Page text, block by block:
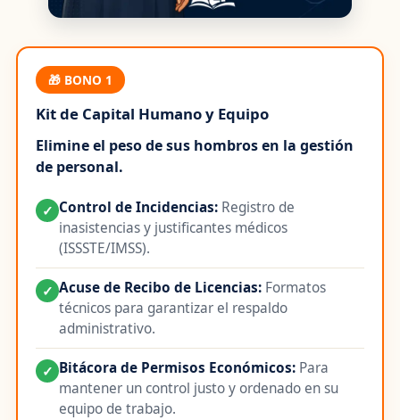
🎁 BONO 1
Kit de Capital Humano y Equipo
Elimine el peso de sus hombros en la gestión
de personal.
✓ Control de Incidencias: Registro de
inasistencias y justificantes médicos
(ISSSTE/IMSS).
✓ Acuse de Recibo de Licencias: Formatos
técnicos para garantizar el respaldo
administrativo.
✓ Bitácora de Permisos Económicos: Para
mantener un control justo y ordenado en su
equipo de trabajo.